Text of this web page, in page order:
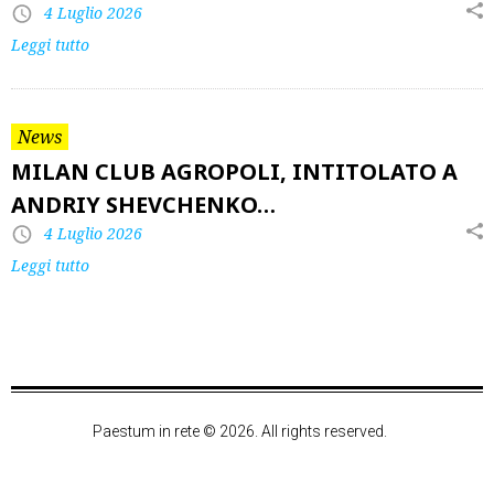
4 Luglio 2026
Leggi tutto
News
MILAN CLUB AGROPOLI, INTITOLATO A
ANDRIY SHEVCHENKO…
4 Luglio 2026
Leggi tutto
Paestum in rete © 2026. All rights reserved.